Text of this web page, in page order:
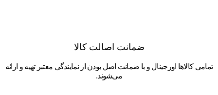
ضمانت اصالت کالا
تمامی کالاها اورجینال و با ضمانت اصل بودن از نمایندگی معتبر تهیه و ارائه
می‌شوند.